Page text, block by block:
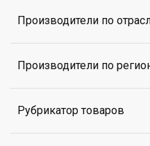
Производители по
Производители по
Рубрикатор товаров